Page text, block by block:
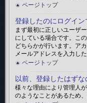
ページトップ
登録したのにログイン
まず最初に正しいユーザ
にしている場合です。こ
どちらかが行います。ア
メールアドレスを入力し
ページトップ
以前、登録したはず
様々な理由により管理人
のようなことがあるため